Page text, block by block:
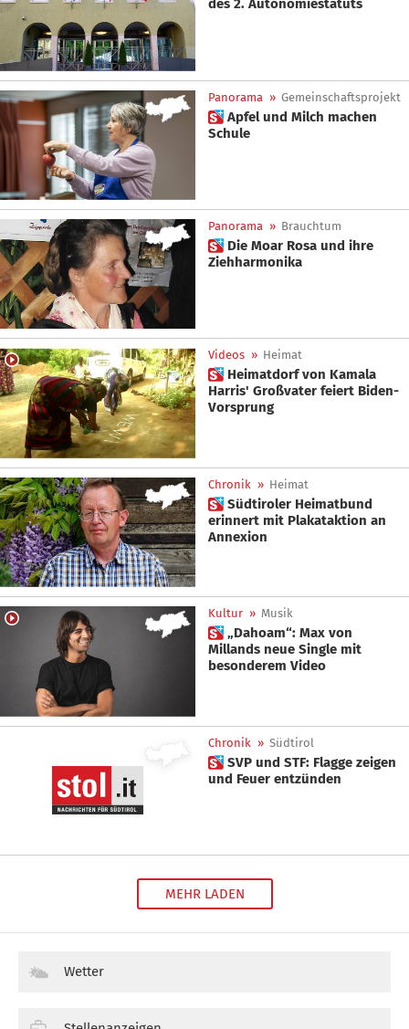
des 2. Autonomiestatuts
Panorama » Gemeinschaftsprojekt
 Apfel und Milch machen
Schule
Panorama » Brauchtum
 Die Moar Rosa und ihre
Ziehharmonika
Videos » Heimat
 Heimatdorf von Kamala
Harris' Großvater feiert Biden-
Vorsprung
Chronik » Heimat
 Südtiroler Heimatbund
erinnert mit Plakataktion an
Annexion
Kultur » Musik
 „Dahoam“: Max von
Millands neue Single mit
besonderem Video
Chronik » Südtirol
 SVP und STF: Flagge zeigen
und Feuer entzünden
MEHR LADEN
Wetter